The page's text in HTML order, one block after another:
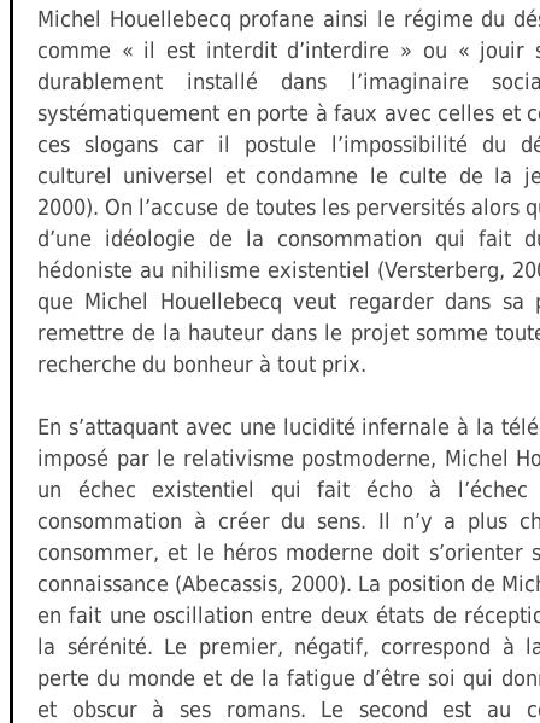
Michel Houellebecq profane ainsi le régime du
comme « il est interdit d’interdire » ou « jouir
durablement installé dans l’imaginaire
systématiquement en porte à faux avec celles et
ces slogans car il postule l’impossibilité du
culturel universel et condamne le culte de la
2000). On l’accuse de toutes les perversités alors
d’une idéologie de la consommation qui fait
hédoniste au nihilisme existentiel (Versterberg,
que Michel Houellebecq veut regarder dans sa
remettre de la hauteur dans le projet somme
recherche du bonheur à tout prix.
En s’attaquant avec une lucidité infernale à la
imposé par le relativisme postmoderne, Michel
un échec existentiel qui fait écho à
consommation à créer du sens. Il n’y a plus
consommer, et le héros moderne doit s’orienter
connaissance (Abecassis, 2000). La position de
en fait une oscillation entre deux états de
la sérénité. Le premier, négatif, correspond à
perte du monde et de la fatigue d’être soi qui
et obscur à ses romans. Le second est au